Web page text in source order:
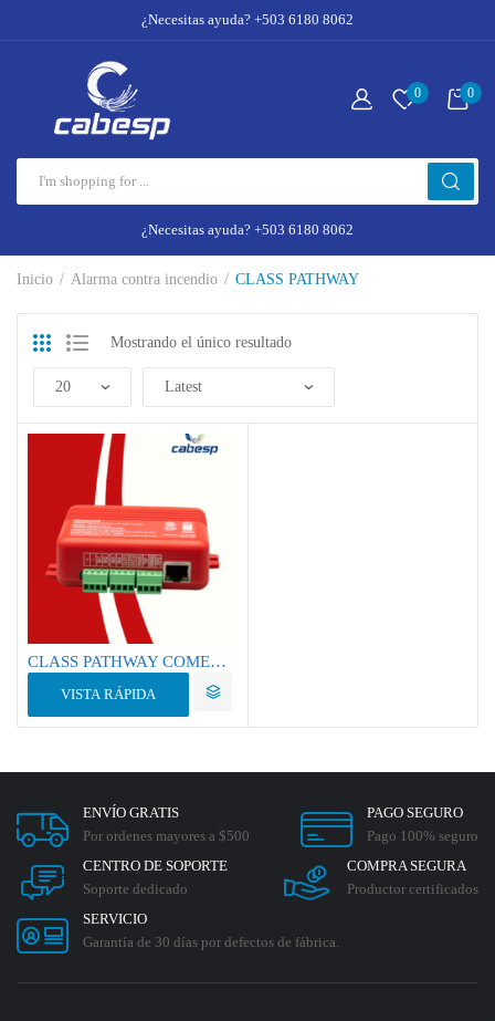
¿Necesitas ayuda? +503 6180 8062
0 0
¿Necesitas ayuda? +503 6180 8062
Inicio Alarma contra incendio CLASS PATHWAY
Mostrando el único resultado
CLASS PATHWAY COMERCIAL FIRE ALARM COMUNICATOR HW-AV-LTE-M/Comunicador CLSS Modelo HW-AV-LTE-M-LA
VISTA RÁPIDA
ENVÍO GRATIS
Por ordenes mayores a $500
PAGO SEGURO
Pago 100% seguro
CENTRO DE SOPORTE
Soporte dedicado
COMPRA SEGURA
Productor certificados
SERVICIO
Garantía de 30 días por defectos de fábrica.